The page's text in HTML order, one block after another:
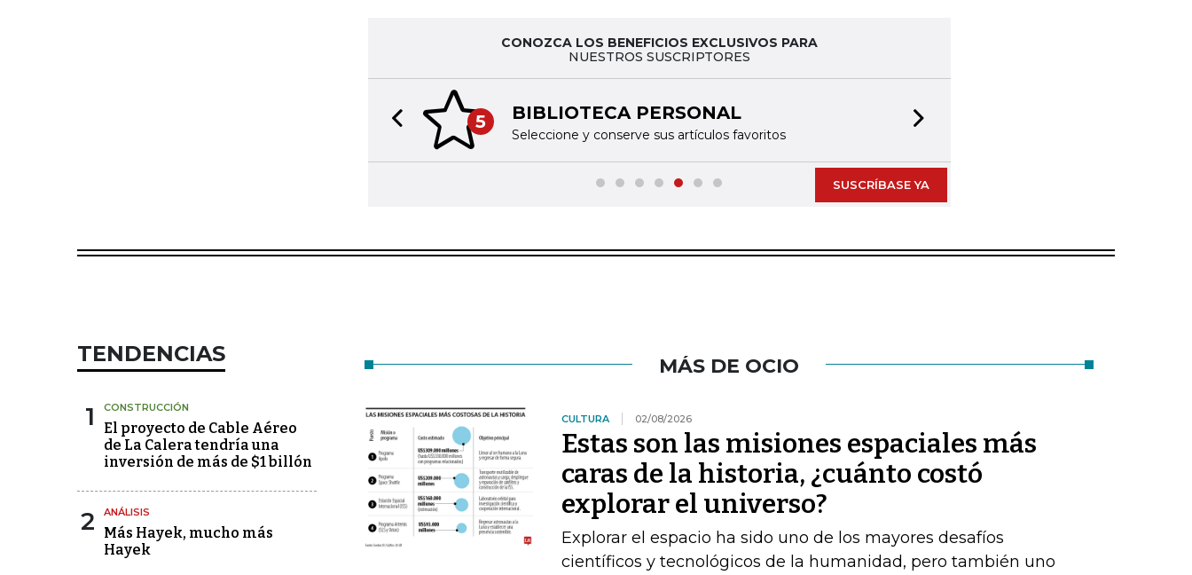
CONOZCA LOS BENEFICIOS EXCLUSIVOS PARA
NUESTROS SUSCRIPTORES
5 BIBLIOTECA PERSONAL
Seleccione y conserve sus artículos favoritos
Previous slide
SUSCRÍBASE YA
TENDENCIAS
1 CONSTRUCCIÓN
El proyecto de Cable Aéreo
de La Calera tendría una
inversión de más de $1 billón
2 ANÁLISIS
Más Hayek, mucho más
Hayek
MÁS DE OCIO
CULTURA 02/08/2026
Estas son las misiones espaciales más
caras de la historia, ¿cuánto costó
explorar el universo?
Explorar el espacio ha sido uno de los mayores desafíos
científicos y tecnológicos de la humanidad, pero también uno